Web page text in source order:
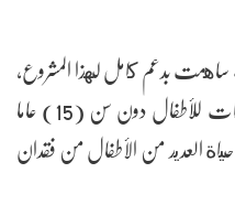
بدعم كامل لهذا المشروع،
من خلال تغطية تكاليف جميع العمليات للأطفال دون سن (15) عاما
العديد من الأطفال من فقدان